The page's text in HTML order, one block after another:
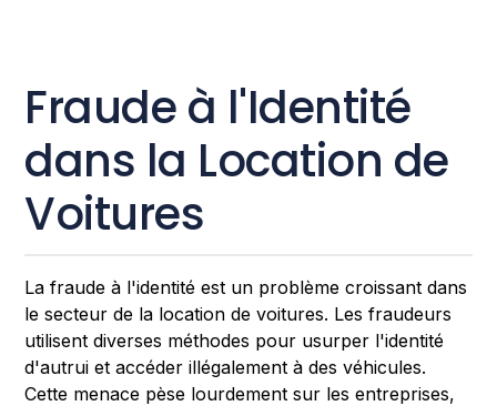
Fraude à l'Identité
dans la Location de
Voitures
La fraude à l'identité est un problème croissant dans
le secteur de la location de voitures. Les fraudeurs
utilisent diverses méthodes pour usurper l'identité
d'autrui et accéder illégalement à des véhicules.
Cette menace pèse lourdement sur les entreprises,